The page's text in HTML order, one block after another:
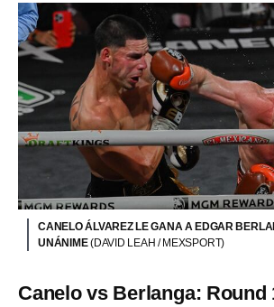
CANELO ÁLVAREZ LE GANA A EDGAR
UNÁNIME(DAVID LEAH / MEXSPORT)
Canelo vs Berlanga: Round